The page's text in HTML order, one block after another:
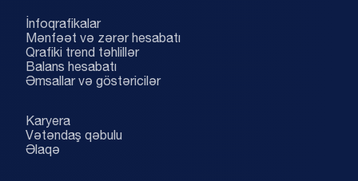
İnfoqrafikalar
Mənfəət və zərər hesabatı
Qrafiki trend təhlillər
Balans hesabatı
Əmsallar və göstəricilər
Karyera
Vətəndaş qəbulu
Əlaqə